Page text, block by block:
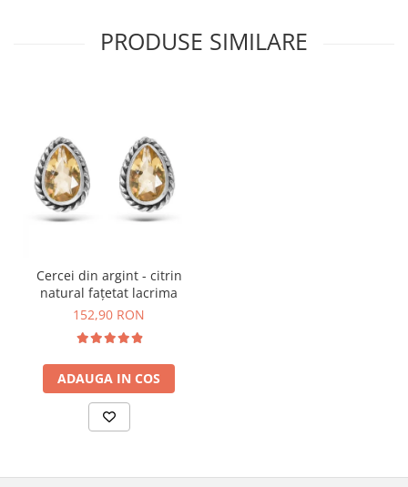
PRODUSE SIMILARE
Cercei din argint - citrin
natural fațetat lacrima
152,90 RON
ADAUGA IN COS